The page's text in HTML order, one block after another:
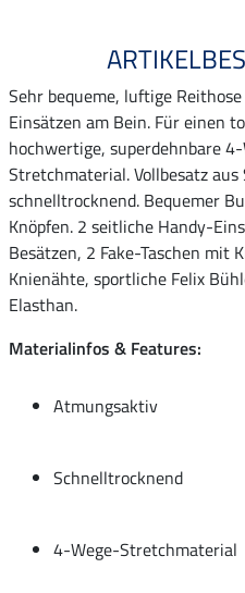
Sehr bequeme, luftige
Einsätzen am Bein. Für einen
hochwertige, superdehnbare
Stretchmaterial. Vollbesatz
schnelltrocknend. Bequemer
Knöpfen. 2 seitliche Handy-
Besätzen, 2 Fake-Taschen mit
Knienähte, sportliche Felix
Elasthan.
Materialinfos & Features:
Atmungsaktiv
Schnelltrocknend
4-Wege-Stretchmaterial